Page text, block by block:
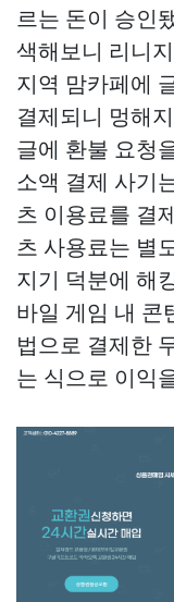
르는 돈이 승인
색해보니 리니
지역 맘카페에
결제되니 멍해
글에 환불 요청
소액 결제 사기
츠 이용료를 결
츠 사용료는 별
지기 덕분에 해
바일 게임 내 콘
법으로 결제한
는 식으로 이익